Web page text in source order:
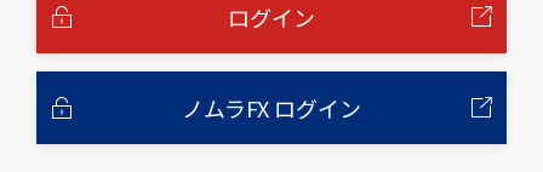
ログイン
ノムラFX ログイン